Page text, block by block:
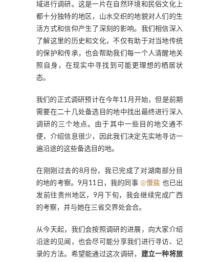
域进行调研。这是一片在自然环境和民俗文化上
都十分独特的地区，山水交织的地貌对人们的生
活方式和信仰产生了深刻的影响。我们相信深入
了解这里的历史和文化，不仅有助于对当地传统
的保护和传承，也会帮助我们每一个人清醒地关
照自身，在现实中寻找到可能更理想的栖居状
态。
我们的正式调研预计在今年11月开始，但是前期
需要在二十几处备选目的地中找出最终进行深入
调研的三个地点。由于其中一些目的地交通不
便，介绍信息很少，因此我们决定先实地寻访一
遍沿途的这些备选目的地。
在刚刚过去的8月份，我已完成了对湖南部分目
的地的考察。9月11日，我的同事 @僧盐 也已出
发前往贵州地区，9月下旬，我会继续完成广西
的考察，并与她在三省交界处会合。
从今天起，我们会按照调研的进展，向大家介绍
沿途的见闻，也会尽可能分享我们进行寻访、记
录的方法。希望能通过这次调研，
建立一种将旅